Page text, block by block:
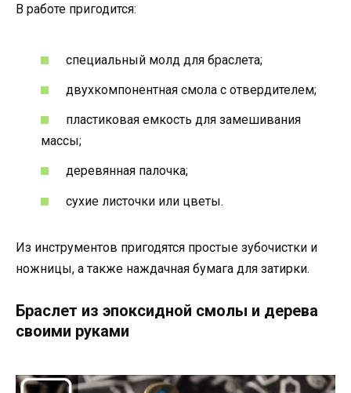
В работе пригодится:
специальный молд для браслета;
двухкомпонентная смола с отвердителем;
пластиковая емкость для замешивания
массы;
деревянная палочка;
сухие листочки или цветы.
Из инструментов пригодятся простые зубочистки и
ножницы, а также наждачная бумага для затирки.
Браслет из эпоксидной смолы и дерева
своими руками